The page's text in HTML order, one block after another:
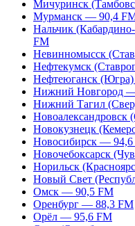
Мичуринск
Мурманск — 90,4
Нальчик
FM
Невинномысск
Нефтекумск
Нефтеюганск
Нижний Новгород
Нижний Тагил
Новоалександровск
Новокузнецк
Новосибирск —
Новочебоксарск
Норильск
Новый Свет
Омск — 90,5 FM
Оренбург — 88,3 FM
Орёл — 95,6 FM